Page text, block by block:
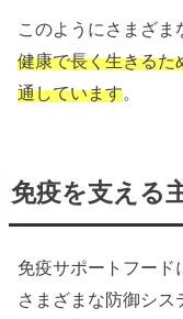
このようにさまざ
健康で長く生きるた
通しています。
免疫を支える
免疫サポートフード
さまざまな防御シス